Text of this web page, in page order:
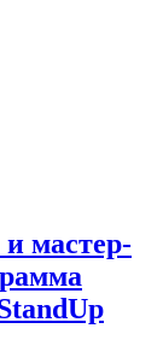
мастер-